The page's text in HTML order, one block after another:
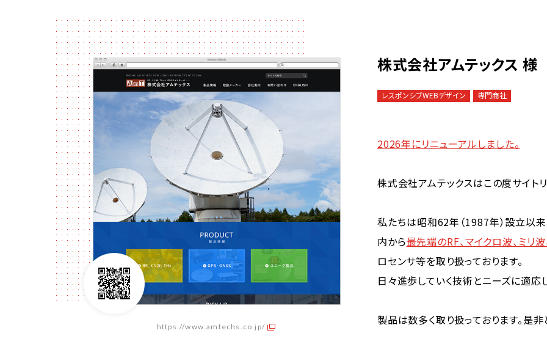
https://www.amtechs.co.jp/
株式会社アムテックス 様
レスポンシブWEBデザイン 専門商社
2026年にリニューアルしました。
株式会社アムテックスはこの度サイト
私たちは昭和62年（1987年）設立以
内から最先端のRF、マイクロ波、ミリ
ロセンサ等を取り扱っております。
日々進歩していく技術とニーズに適応
製品は数多く取り扱っております。是非